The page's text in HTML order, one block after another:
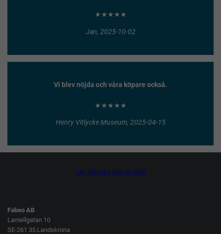
★★★★★
Jan, 2025-10-02
Vi blev nöjda och våra köpare också.
★★★★★
Henry Vitlycke Museum, 2025-04-15
Jag vill köpa Jag vill sälja
Fabeo AB
Lamellgatan 10
SE-261 35 Landskrona